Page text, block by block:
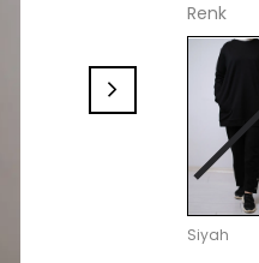
Renk
Siyah